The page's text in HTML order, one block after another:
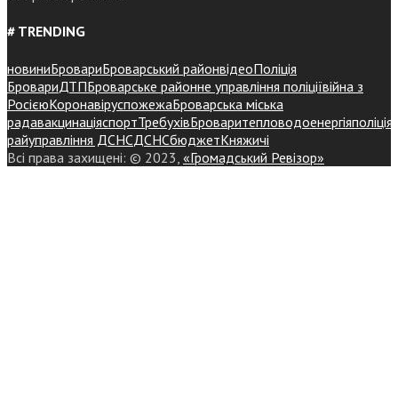
# TRENDING
новиниБровариБроварський районвідеоПоліція
БровариДТПБроварське районне управління поліціївійна з
РосієюКоронавіруспожежаБроварська міська
радавакцинаціяспортТребухівБроваритепловодоенергіяполіція
райуправління ДСНСДСНСбюджетКняжичі
Всі права захищені: © 2023, «Громадський Ревізор»